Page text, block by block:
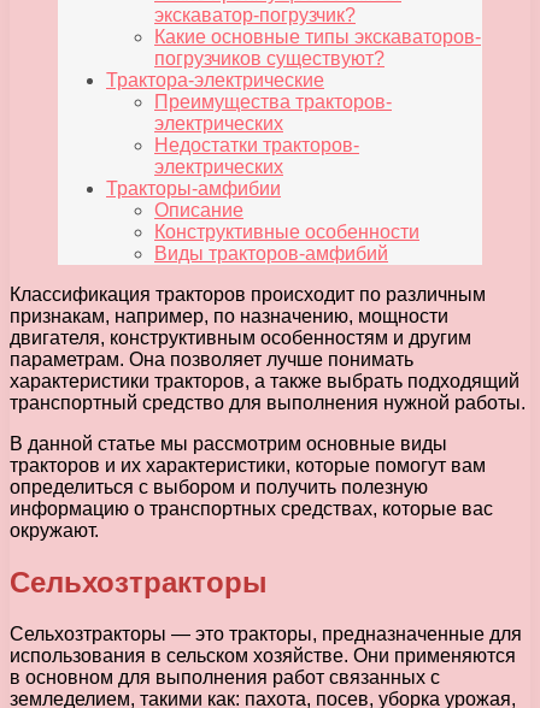
экскаватор-погрузчик?
Какие основные типы экскаваторов-
погрузчиков существуют?
Трактора-электрические
Преимущества тракторов-
электрических
Недостатки тракторов-
электрических
Тракторы-амфибии
Описание
Конструктивные особенности
Виды тракторов-амфибий
Классификация тракторов происходит по различным
признакам, например, по назначению, мощности
двигателя, конструктивным особенностям и другим
параметрам. Она позволяет лучше понимать
характеристики тракторов, а также выбрать подходящий
транспортный средство для выполнения нужной работы.
В данной статье мы рассмотрим основные виды
тракторов и их характеристики, которые помогут вам
определиться с выбором и получить полезную
информацию о транспортных средствах, которые вас
окружают.
Сельхозтракторы
Сельхозтракторы — это тракторы, предназначенные для
использования в сельском хозяйстве. Они применяются
в основном для выполнения работ связанных с
земледелием, такими как: пахота, посев, уборка урожая,